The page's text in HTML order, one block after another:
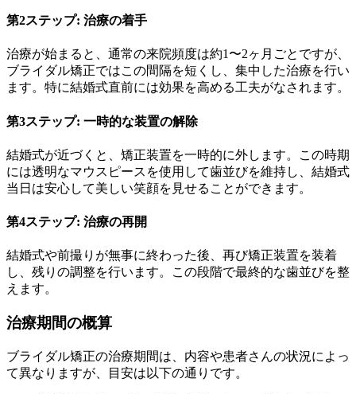
第2ステップ: 治療の着手
治療が始まると、通常の来院頻度は約1〜2ヶ月ごとですが、
ブライダル矯正ではこの間隔を短くし、集中した治療を行い
ます。特に結婚式直前には効果を高める工夫がなされます。
第3ステップ: 一時的な装置の解除
結婚式が近づくと、矯正装置を一時的に外します。この時期
には透明なマウスピースを使用して歯並びを維持し、結婚式
当日は安心して美しい笑顔を見せることができます。
第4ステップ: 治療の再開
結婚式や前撮りが無事に終わった後、再び矯正装置を装着
し、残りの調整を行います。この段階で最終的な歯並びを整
えます。
治療期間の概算
ブライダル矯正の治療期間は、内容や患者さんの状況によっ
て異なりますが、目安は以下の通りです。